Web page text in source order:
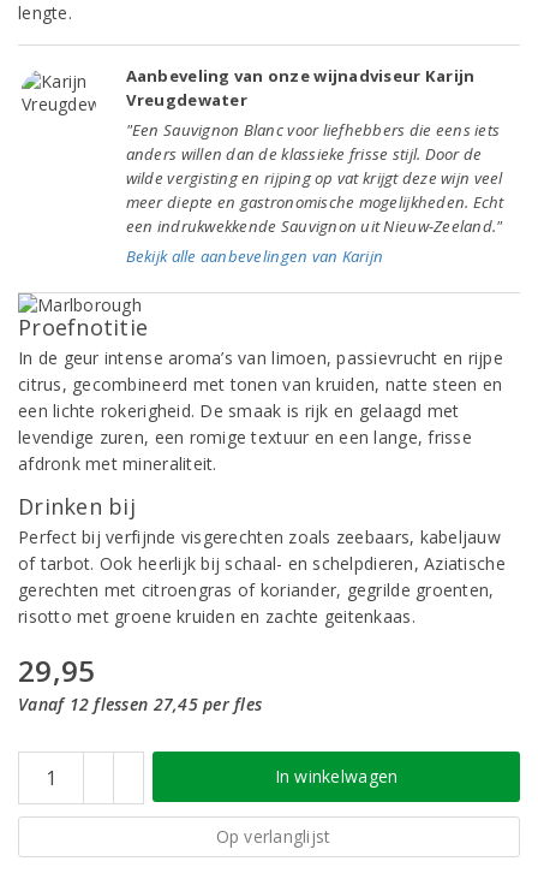
lengte.
Aanbeveling van onze wijnadviseur Karijn
Vreugdewater
"Een Sauvignon Blanc voor liefhebbers die eens iets
anders willen dan de klassieke frisse stijl. Door de
wilde vergisting en rijping op vat krijgt deze wijn veel
meer diepte en gastronomische mogelijkheden. Echt
een indrukwekkende Sauvignon uit Nieuw-Zeeland."
Bekijk alle aanbevelingen van Karijn
Proefnotitie
In de geur intense aroma’s van limoen, passievrucht en rijpe
citrus, gecombineerd met tonen van kruiden, natte steen en
een lichte rokerigheid. De smaak is rijk en gelaagd met
levendige zuren, een romige textuur en een lange, frisse
afdronk met mineraliteit.
Drinken bij
Perfect bij verfijnde visgerechten zoals zeebaars, kabeljauw
of tarbot. Ook heerlijk bij schaal- en schelpdieren, Aziatische
gerechten met citroengras of koriander, gegrilde groenten,
risotto met groene kruiden en zachte geitenkaas.
29,95
Vanaf 12 flessen 27,45 per fles
In winkelwagen
Op verlanglijst